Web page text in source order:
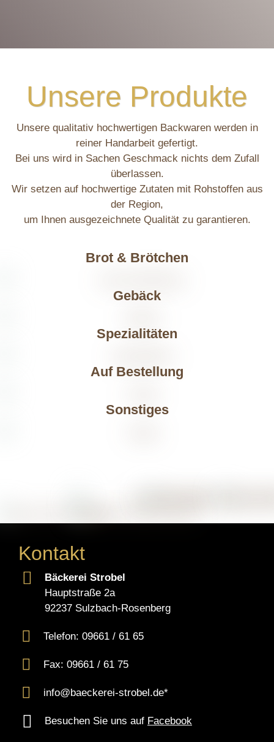
Unsere Produkte
Unsere qualitativ hochwertigen Backwaren werden in
reiner Handarbeit gefertigt.
Bei uns wird in Sachen Geschmack nichts dem Zufall
überlassen.
Wir setzen auf hochwertige Zutaten mit Rohstoffen aus
der Region,
um Ihnen ausgezeichnete Qualität zu garantieren.
Brot & Brötchen
Gebäck
Spezialitäten
Auf Bestellung
Sonstiges
Kontakt
Bäckerei Strobel
Hauptstraße 2a
92237 Sulzbach-Rosenberg
Telefon: 09661 / 61 65
Fax: 09661 / 61 75
info@baeckerei-strobel.de*
Besuchen Sie uns auf Facebook